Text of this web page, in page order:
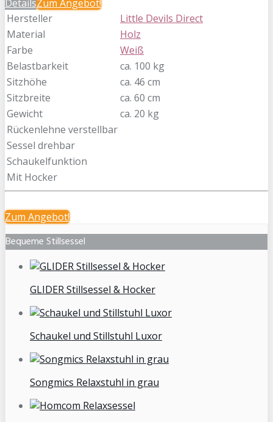
DetailsZum Angebot!
Hersteller
Little Devils Direct
Material
Holz
Farbe
Weiß
Belastbarkeit
ca. 100 kg
Sitzhöhe
ca. 46 cm
Sitzbreite
ca. 60 cm
Gewicht
ca. 20 kg
Rückenlehne verstellbar
Sessel drehbar
Schaukelfunktion
Mit Hocker
Zum Angebot!
Bequeme Stillsessel
GLIDER Stillsessel & Hocker
Schaukel und Stillstuhl Luxor
Songmics Relaxstuhl in grau